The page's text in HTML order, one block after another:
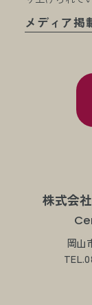
株式会
岡山
メディア掲